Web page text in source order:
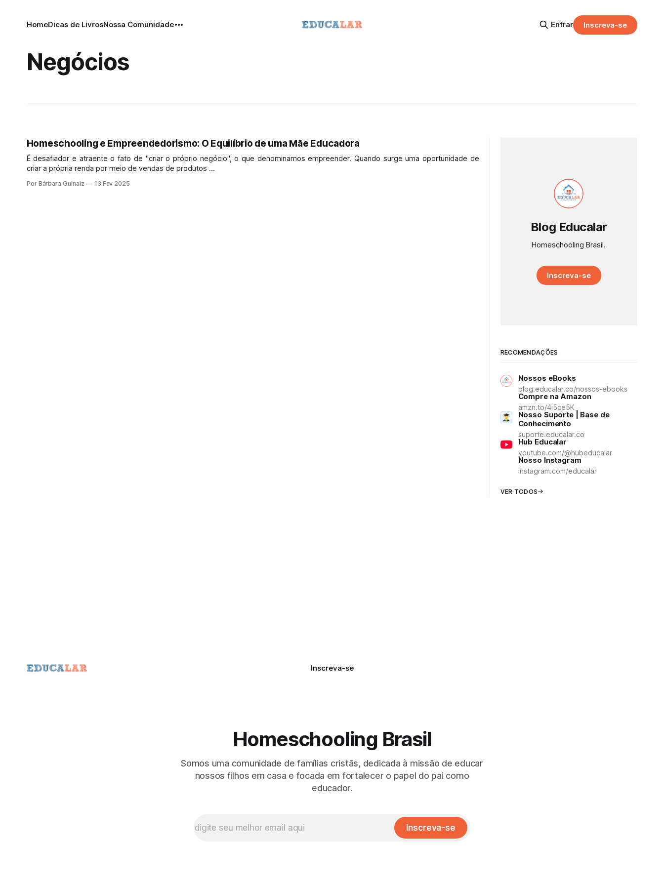
HomeDicas de LivrosNossa Comunidade Entrar Inscreva-se
Negócios
Homeschooling e Empreendedorismo: O Equilíbrio de uma Mãe Educadora
É desafiador e atraente o fato de "criar o próprio negócio", o que denominamos empreender. Quando surge uma oportunidade de
criar a própria renda por meio de vendas de produtos ...
Por Bárbara Guinalz 13 Fev 2025
Blog Educalar
Homeschooling Brasil.
Inscreva-se
RECOMENDAÇÕES
Nossos eBooks
blog.educalar.co/nossos-ebooks
Compre na Amazon
amzn.to/4i5ce5K
Nosso Suporte | Base de
Conhecimento
suporte.educalar.co
Hub Educalar
youtube.com/@hubeducalar
Nosso Instagram
instagram.com/educalar
VER TODOS
Inscreva-se
Homeschooling Brasil
Somos uma comunidade de famílias cristãs, dedicada à missão de educar
nossos filhos em casa e focada em fortalecer o papel do pai como
educador.
Inscreva-se